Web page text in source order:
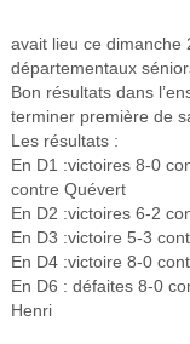
avait lieu ce dimanche
départementaux
Bon résultats dans
terminer première de
Les résultats :
En D1 :victoires 8-0
contre Quévert
En D2 :victoires 6-2
En D3 :victoire 5-3
En D4 :victoire 8-0
En D6 : défaites 8-0
Henri